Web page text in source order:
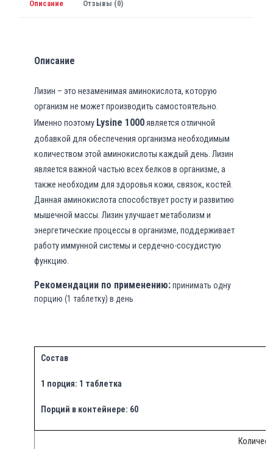
Описание Отзывы (0)
Описание
Лизин – это незаменимая аминокислота, которую
организм не может производить самостоятельно.
Именно поэтому Lysine 1000является отличной
добавкой для обеспечения организма необходимым
количеством этой аминокислоты каждый день. Лизин
является важной частью всех белков в организме, а
также необходим для здоровья кожи, связок, костей.
Данная аминокислота способствует росту и развитию
мышечной массы. Лизин улучшает метаболизм и
энергетические процессы в организме, поддерживает
работу иммунной системы и сердечно-сосудистую
функцию.
Рекомендации по применению:принимать одну
порцию (1 таблетку) в день
Состав
1 порция: 1 таблетка
Порций в контейнере: 60